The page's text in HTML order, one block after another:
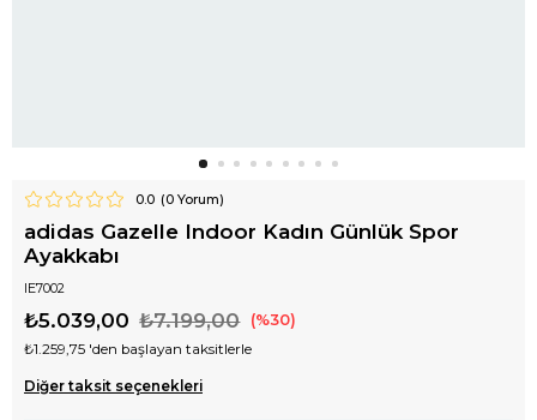
0.0 (0Yorum)
adidas Gazelle Indoor Kadın Günlük Spor
Ayakkabı
IE7002
₺7.199,00
₺5.039,00 30
₺1.259,75 'den başlayan taksitlerle
Diğer taksit seçenekleri